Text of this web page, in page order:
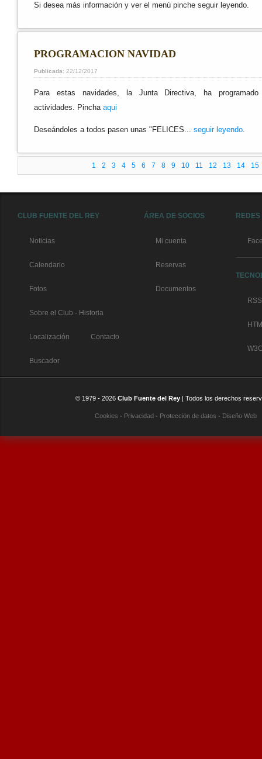
Si desea más información y ver el menú pinche seguir leyendo.
PROGRAMACION NAVIDAD
Publicada: 22/12/2017
Para estas navidades, la Junta Directiva, ha
actividades. Pincha aqui
Deseándoles a todos pasen unas "FELICES... seguir leyendo.
1 2 3 4 5 6 7 8 9 10 11 12 13 14 15
CLUB FUENTE DEL REY
Noticias
Calendario
Fotos
Sobre el Club - Historia
Localización Contacto
Buscador
ÁREA DE SOCIOS
Mi cuenta
Reservas
Documentos
REDES
RSS
© 1979 - 2026 Club Fuente del Rey| Todos los derechos
Cookies - Privacidad- Protección de datos - Diseño Web